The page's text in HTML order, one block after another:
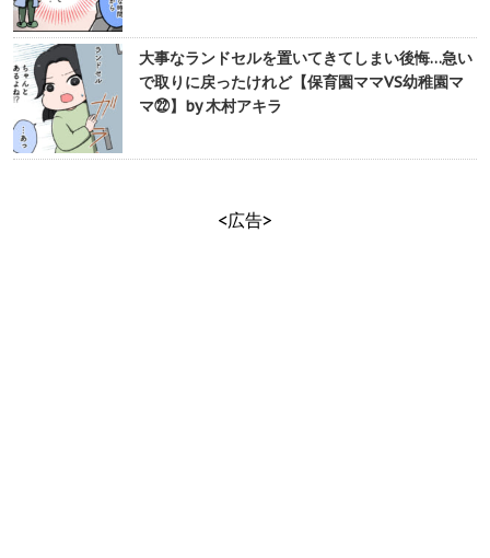
大事なランドセルを置いてきてしまい後悔…急い
で取りに戻ったけれど【保育園ママVS幼稚園マ
マ㉒】by 木村アキラ
<広告>